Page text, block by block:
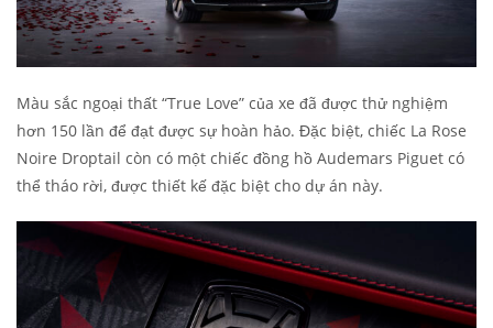
Màu sắc ngoại thất “True Love” của xe đã được thử nghiệm
hơn 150 lần để đạt được sự hoàn hảo. Đặc biệt, chiếc La Rose
Noire Droptail còn có một chiếc đồng hồ Audemars Piguet có
thể tháo rời, được thiết kế đặc biệt cho dự án này.